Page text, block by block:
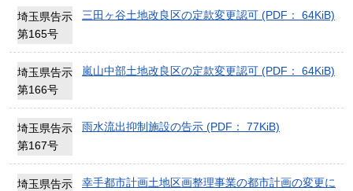
埼玉県告示
第165号
三田ヶ谷土地改良区の定款変更認可 (PDF： 64KiB)
埼玉県告示
第166号
嵐山中部土地改良区の定款変更認可 (PDF： 64KiB)
埼玉県告示
第167号
雨水流出抑制施設の告示 (PDF： 77KiB)
埼玉県告示
幸手都市計画土地区画整理事業の都市計画の変更に